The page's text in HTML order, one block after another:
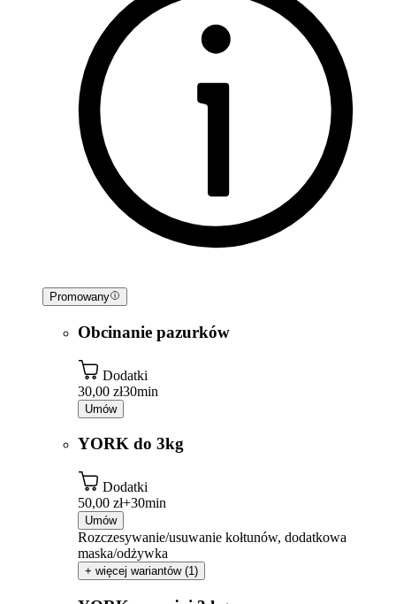
Promowany
Obcinanie pazurków
Dodatki
30,00 zł30min
Umów
YORK do 3kg
Dodatki
50,00 zł+30min
Umów
Rozczesywanie/usuwanie kołtunów, dodatkowa
maska/odżywka
+ więcej wariantów (1)